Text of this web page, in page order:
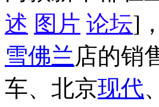
述 图片 论坛]
雪佛兰 店的销
车、北京现代